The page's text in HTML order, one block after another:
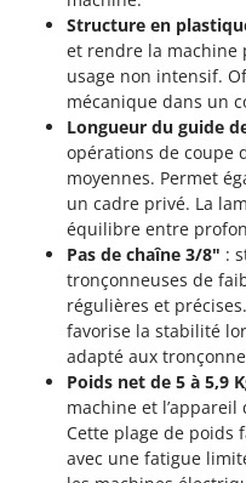
Taille-haies à bras
Tarières
Tondeuses à Gazon
Tondeuses
Tondeuses
Trancheuses
Trancheuses de sol
Transpalettes
Treuils de débardage
Tronçonneuses
Vêtements de
Vibroculteurs à
Komo
Laica
Lampacrescia -
Landxcape
LAR Casalinghi
Lavor
Linea VZ
Lisam
Lotusgrill
M.A.I.BO.
Macom
Structure en
et rendre la machine
usage non intensif.
mécanique dans un
Longueur du guide
opérations de coupe
moyennes. Permet
un cadre privé. La
équilibre entre
Pas de chaîne 3/8" :
tronçonneuses de
régulières et
favorise la stabilité
adapté aux
Poids net de 5 à 5,9
machine et
Cette plage de poids
avec une fatigue